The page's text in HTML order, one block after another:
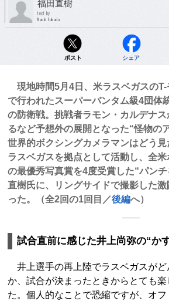
福田直樹
text by
Naoki Fukuda
ポスト シェア
現地時間5月4日、米ラスベガスのT-
で行われたスーパーバンタム級4団体
の防衛戦。挑戦者ラモン・カルデナ
るなど予想外の展開となった“怪物の
世界的ボクシングカメラマンはどう
ラスベガスを拠点として活動し、全
の最優秀写真賞を4度受賞した“パン
直樹氏に、リングサイドで撮影した
った。（全2回の1回目／後編へ）
試合直前に感じた井上尚弥の“か
井上選手の再上陸でラスベガスがど
か、試合が決まったときからとても
た。個人的なことで恐縮ですが、オ